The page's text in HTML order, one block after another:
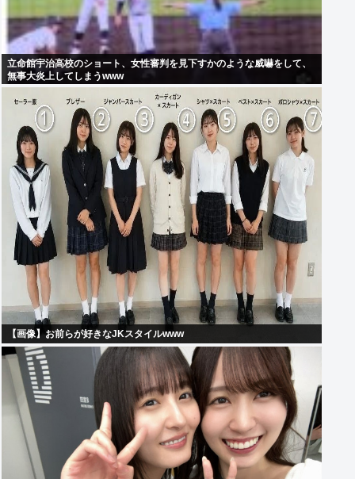
立命館宇治高校のショート、女性審判を見下すかのような威嚇をして、
無事大炎上してしまうwww
【画像】お前らが好きなJKスタイルwww